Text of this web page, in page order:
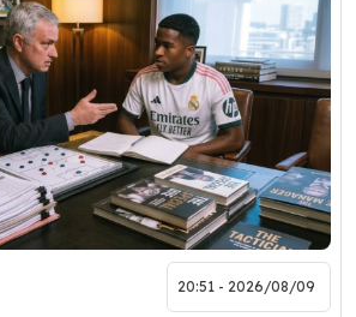
2026/08/09 - 20:51